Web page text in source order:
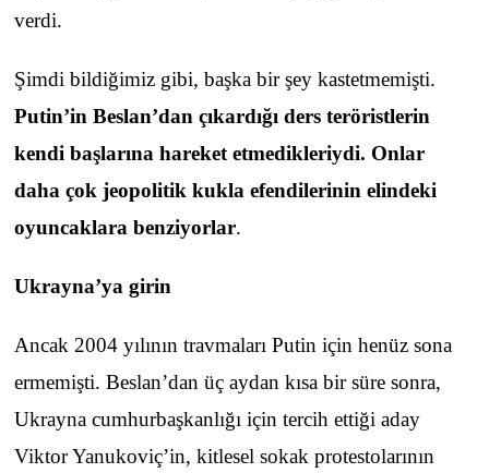
verdi.
Şimdi bildiğimiz gibi, başka bir şey kastetmemişti.
Putin’in Beslan’dan çıkardığı ders teröristlerin
kendi başlarına hareket etmedikleriydi. Onlar
daha çok jeopolitik kukla efendilerinin elindeki
oyuncaklara benziyorlar.
Ukrayna’ya girin
Ancak 2004 yılının travmaları Putin için henüz sona
ermemişti. Beslan’dan üç aydan kısa bir süre sonra,
Ukrayna cumhurbaşkanlığı için tercih ettiği aday
Viktor Yanukoviç’in, kitlesel sokak protestolarının